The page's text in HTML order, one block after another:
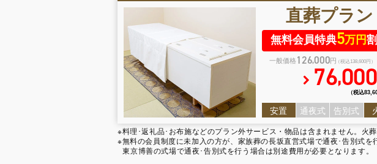
直葬プラン
無料会員特典5万円
一般価格 126,000円 （税込138,600円）
76,000
（税込83
安置 通夜式 告別式
※料理･返礼品･お布施などのプラン外サービス・物品は含まれません。火
※無料の会員制度に未加入の方が、家族葬の長坂直営式場で通夜･告別式
東京博善の式場で通夜･告別式を行う場合は別途費用が必要となります。